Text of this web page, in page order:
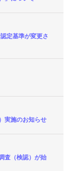
定基準が変更さ
実施のお知らせ
査（検認）が始